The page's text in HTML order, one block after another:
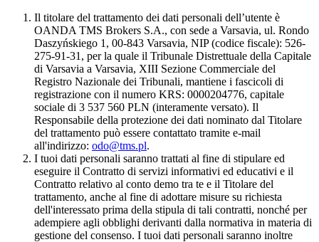
Il titolare del trattamento dei dati personali dell’utente è
OANDA TMS Brokers S.A., con sede a Varsavia, ul. Rondo
Daszyńskiego 1, 00-843 Varsavia, NIP (codice fiscale): 526-
275-91-31, per la quale il Tribunale Distrettuale della Capitale
di Varsavia a Varsavia, XIII Sezione Commerciale del
Registro Nazionale dei Tribunali, mantiene i fascicoli di
registrazione con il numero KRS: 0000204776, capitale
sociale di 3 537 560 PLN (interamente versato). Il
Responsabile della protezione dei dati nominato dal Titolare
del trattamento può essere contattato tramite e-mail
all'indirizzo: odo@tms.pl.
I tuoi dati personali saranno trattati al fine di stipulare ed
eseguire il Contratto di servizi informativi ed educativi e il
Contratto relativo al conto demo tra te e il Titolare del
trattamento, anche al fine di adottare misure su richiesta
dell'interessato prima della stipula di tali contratti, nonché per
adempiere agli obblighi derivanti dalla normativa in materia di
gestione del consenso. I tuoi dati personali saranno inoltre